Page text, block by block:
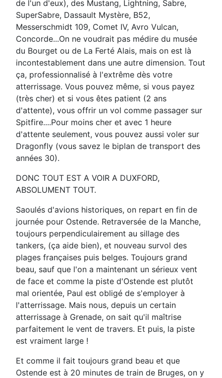
de l'un d'eux), des Mustang, Lightning, Sabre,
SuperSabre, Dassault Mystère, B52,
Messerschmidt 109, Comet IV, Avro Vulcan,
Concorde...On ne voudrait pas médire du musée
du Bourget ou de La Ferté Alais, mais on est là
incontestablement dans une autre dimension. Tout
ça, professionnalisé à l'extrême dès votre
atterrissage. Vous pouvez même, si vous payez
(très cher) et si vous êtes patient (2 ans
d'attente), vous offrir un vol comme passager sur
Spitfire....Pour moins cher et avec 1 heure
d'attente seulement, vous pouvez aussi voler sur
Dragonfly (vous savez le biplan de transport des
années 30).
DONC TOUT EST A VOIR A DUXFORD,
ABSOLUMENT TOUT.
Saoulés d'avions historiques, on repart en fin de
journée pour Ostende. Retraversée de la Manche,
toujours perpendiculairement au sillage des
tankers, (ça aide bien), et nouveau survol des
plages françaises puis belges. Toujours grand
beau, sauf que l'on a maintenant un sérieux vent
de face et comme la piste d'Ostende est plutôt
mal orientée, Paul est obligé de s'employer à
l'atterrissage. Mais nous, depuis un certain
atterrissage à Grenade, on sait qu'il maîtrise
parfaitement le vent de travers. Et puis, la piste
est vraiment large !
Et comme il fait toujours grand beau et que
Ostende est à 20 minutes de train de Bruges, on y